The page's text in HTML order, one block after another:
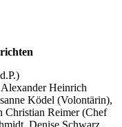
Heinrich
Ködel (Volontärin),
Christian Reimer (Chef
Denise Schwarz,